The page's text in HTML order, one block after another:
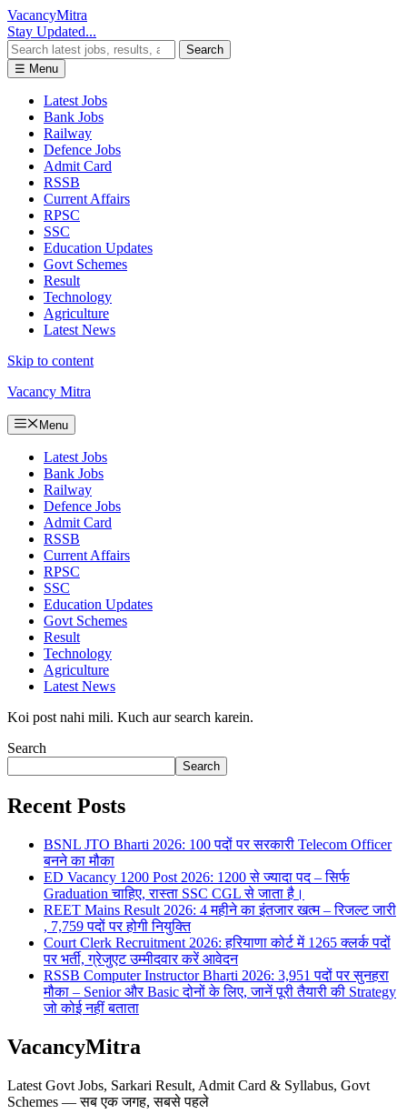
VacancyMitra
Stay Updated...
Search
☰ Menu
Latest Jobs
Bank Jobs
Railway
Defence Jobs
Admit Card
RSSB
Current Affairs
RPSC
SSC
Education Updates
Govt Schemes
Result
Technology
Agriculture
Latest News
Skip to content
Vacancy Mitra
Menu
Latest Jobs
Bank Jobs
Railway
Defence Jobs
Admit Card
RSSB
Current Affairs
RPSC
SSC
Education Updates
Govt Schemes
Result
Technology
Agriculture
Latest News
Koi post nahi mili. Kuch aur search karein.
Search
Search
Recent Posts
BSNL JTO Bharti 2026: 100 पदों पर सरकारी Telecom Officer
बनने का मौका
ED Vacancy 1200 Post 2026: 1200 से ज्यादा पद – सिर्फ
Graduation चाहिए, रास्ता SSC CGL से जाता है।
REET Mains Result 2026: 4 महीने का इंतजार खत्म – रिजल्ट जारी
, 7,759 पदों पर होगी नियुक्ति
Court Clerk Recruitment 2026: हरियाणा कोर्ट में 1265 क्लर्क पदों
पर भर्ती, ग्रेजुएट उम्मीदवार करें आवेदन
RSSB Computer Instructor Bharti 2026: 3,951 पदों पर सुनहरा
मौका – Senior और Basic दोनों के लिए, जानें पूरी तैयारी की Strategy
जो कोई नहीं बताता
VacancyMitra
Latest Govt Jobs, Sarkari Result, Admit Card & Syllabus, Govt
Schemes — सब एक जगह, सबसे पहले